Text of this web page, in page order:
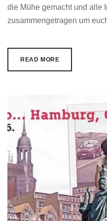
die Mühe gemacht und alle
zusammengetragen um
READ MORE